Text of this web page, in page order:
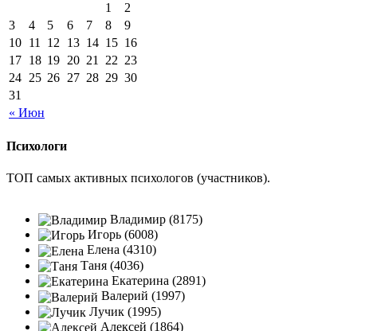
« Июн
1
2
3
4 5 6 7 8
9
10 11 12 13 14 15 16
17 18 19 20 21 22 23
24 25 26 27 28 29 30
31
Психологи
ТОП самых активных психологов (участников).
Владимир (8175)
Игорь (6008)
Елена (4310)
Таня (4036)
Екатерина (2891)
Валерий (1997)
Лучик (1995)
Алексей (1864)